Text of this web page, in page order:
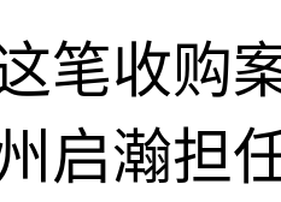
笔收购
启瀚担